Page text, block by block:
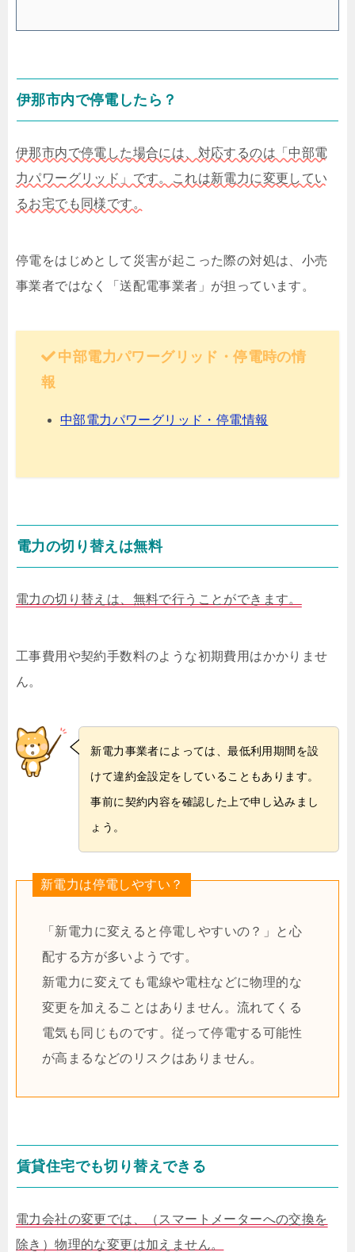
伊那市内で停電したら？
伊那市内で停電した場合には、対応するのは「中部電
力パワーグリッド」です。これは新電力に変更してい
るお宅でも同様です。
停電をはじめとして災害が起こった際の対処は、小売
事業者ではなく「送配電事業者」が担っています。
中部電力パワーグリッド・停電時の情
報
中部電力パワーグリッド・停電情報
電力の切り替えは無料
電力の切り替えは、無料で行うことができます。
工事費用や契約手数料のような初期費用はかかりませ
ん。
新電力事業者によっては、最低利用期間を設
けて違約金設定をしていることもあります。
事前に契約内容を確認した上で申し込みまし
ょう。
新電力は停電しやすい？
「新電力に変えると停電しやすいの？」と心
配する方が多いようです。
新電力に変えても電線や電柱などに物理的な
変更を加えることはありません。流れてくる
電気も同じものです。従って停電する可能性
が高まるなどのリスクはありません。
賃貸住宅でも切り替えできる
電力会社の変更では、（スマートメーターへの交換を
除き）物理的な変更は加えません。